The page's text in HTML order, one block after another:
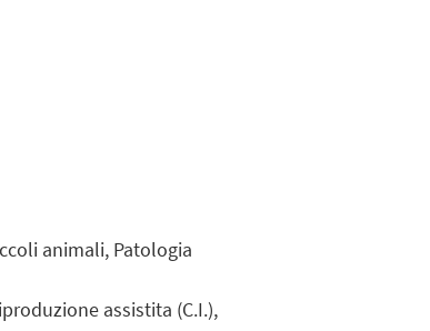
animali, Patologia
assistita (C.I.),